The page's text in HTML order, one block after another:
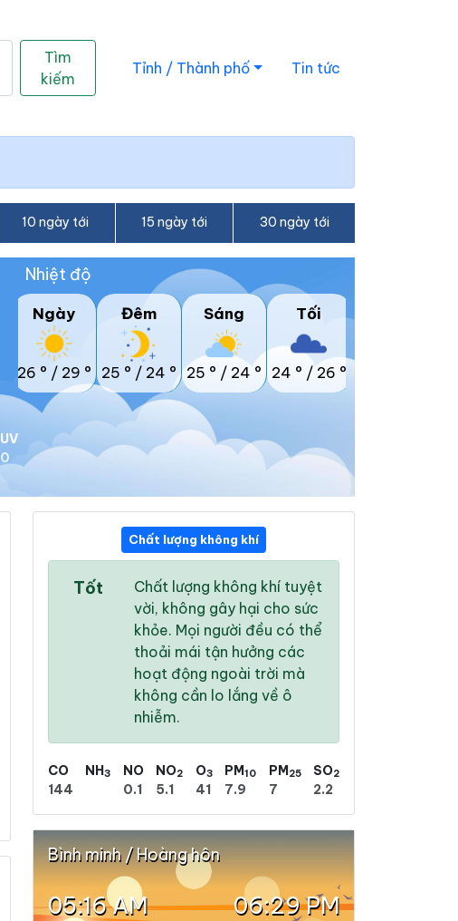
Tìm
kiếm
Tỉnh / Thành phố Tin tức
10 ngày tới 15 ngày tới 30 ngày tới
UV
0
Nhiệt độ
Ngày
26 ° / 29 °
Đêm
25 ° / 24 °
Sáng
25 ° / 24 °
Tối
24 ° / 26 °
25 ° /
25 °
/29 °
Chất lượng không khí
Tốt
Chất lượng không khí tuyệt
vời, không gây hại cho sức
khỏe. Mọi người đều có thể
thoải mái tận hưởng các
hoạt động ngoài trời mà
không cần lo lắng về ô
nhiễm.
CO
144
NH3
NO
0.1
NO2
5.1
O3
41
PM10
7.9
PM25
7
SO2
2.2
Bình minh / Hoàng hôn
05:16 AM 06:29 PM